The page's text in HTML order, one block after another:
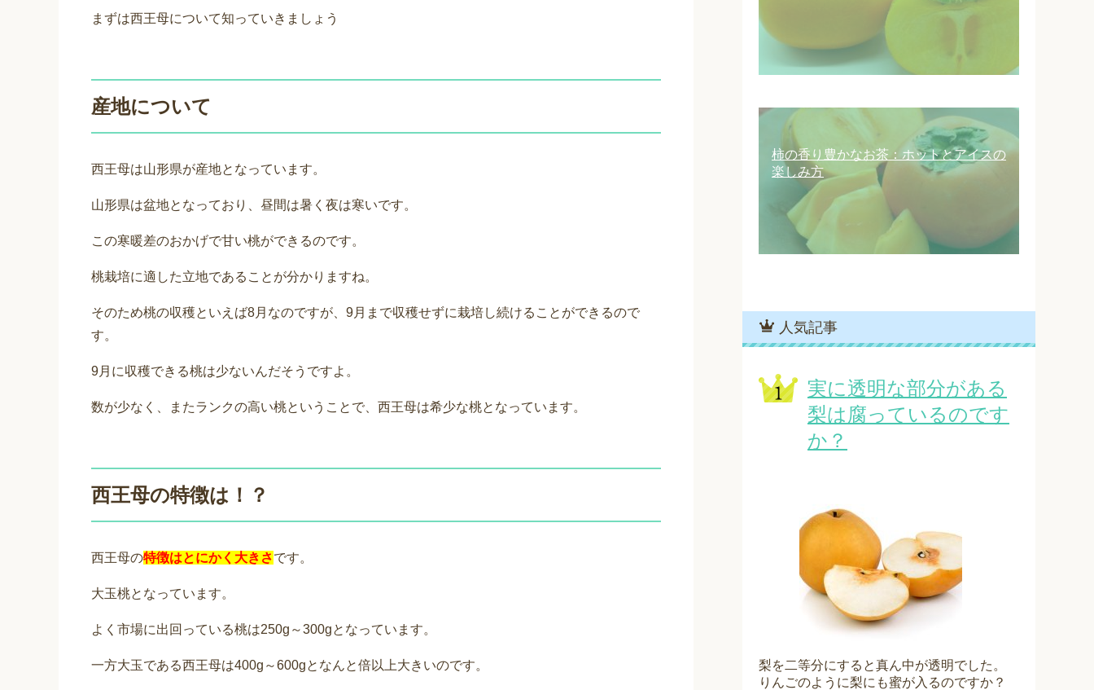
まずは西王母について知っていきましょう
産地について
西王母は山形県が産地となっています。
山形県は盆地となっており、昼間は暑く夜は寒いです。
この寒暖差のおかげで甘い桃ができるのです。
桃栽培に適した立地であることが分かりますね。
そのため桃の収穫といえば8月なのですが、9月まで収穫せずに栽培し続けることができるので
す。
9月に収穫できる桃は少ないんだそうですよ。
数が少なく、またランクの高い桃ということで、西王母は希少な桃となっています。
西王母の特徴は！？
西王母の特徴はとにかく大きさです。
大玉桃となっています。
よく市場に出回っている桃は250g～300gとなっています。
一方大玉である西王母は400g～600gとなんと倍以上大きいのです。
柿の香り豊かなお茶：ホットとアイスの
楽しみ方
人気記事
実に透明な部分がある
梨は腐っているのです
か？
梨を二等分にすると真ん中が透明でした。
りんごのように梨にも蜜が入るのですか？